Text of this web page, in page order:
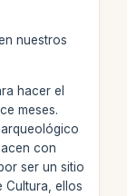
nuestros
hacer el
meses.
con
ser un sitio
Cultura, ellos